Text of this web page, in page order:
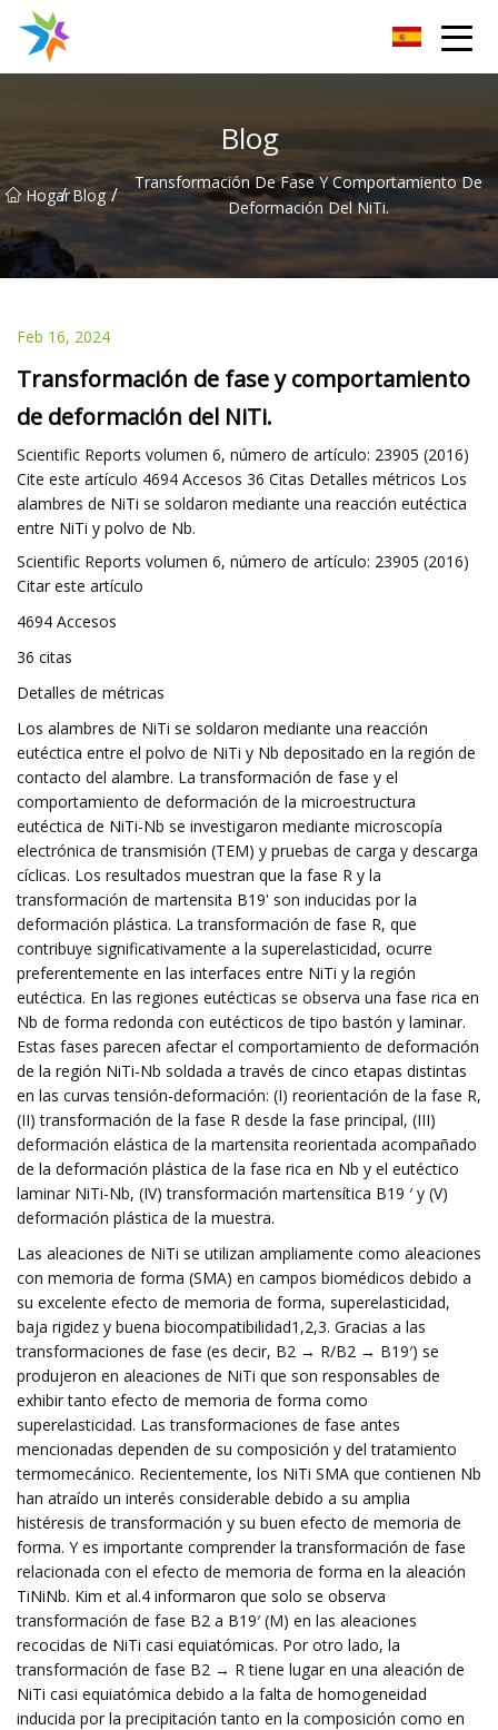
Blog
Hogar
/ Blog /
Transformación De Fase Y Comportamiento De
Deformación Del NiTi.
Feb 16, 2024
Transformación de fase y comportamiento
de deformación del NiTi.
Scientific Reports volumen 6, número de artículo: 23905 (2016)
Cite este artículo 4694 Accesos 36 Citas Detalles métricos Los
alambres de NiTi se soldaron mediante una reacción eutéctica
entre NiTi y polvo de Nb.
Scientific Reports volumen 6, número de artículo: 23905 (2016)
Citar este artículo
4694 Accesos
36 citas
Detalles de métricas
Los alambres de NiTi se soldaron mediante una reacción
eutéctica entre el polvo de NiTi y Nb depositado en la región de
contacto del alambre. La transformación de fase y el
comportamiento de deformación de la microestructura
eutéctica de NiTi-Nb se investigaron mediante microscopía
electrónica de transmisión (TEM) y pruebas de carga y descarga
cíclicas. Los resultados muestran que la fase R y la
transformación de martensita B19' son inducidas por la
deformación plástica. La transformación de fase R, que
contribuye significativamente a la superelasticidad, ocurre
preferentemente en las interfaces entre NiTi y la región
eutéctica. En las regiones eutécticas se observa una fase rica en
Nb de forma redonda con eutécticos de tipo bastón y laminar.
Estas fases parecen afectar el comportamiento de deformación
de la región NiTi-Nb soldada a través de cinco etapas distintas
en las curvas tensión-deformación: (I) reorientación de la fase R,
(II) transformación de la fase R desde la fase principal, (III)
deformación elástica de la martensita reorientada acompañado
de la deformación plástica de la fase rica en Nb y el eutéctico
laminar NiTi-Nb, (IV) transformación martensítica B19 ′ y (V)
deformación plástica de la muestra.
Las aleaciones de NiTi se utilizan ampliamente como aleaciones
con memoria de forma (SMA) en campos biomédicos debido a
su excelente efecto de memoria de forma, superelasticidad,
baja rigidez y buena biocompatibilidad1,2,3. Gracias a las
transformaciones de fase (es decir, B2 → R/B2 → B19′) se
produjeron en aleaciones de NiTi que son responsables de
exhibir tanto efecto de memoria de forma como
superelasticidad. Las transformaciones de fase antes
mencionadas dependen de su composición y del tratamiento
termomecánico. Recientemente, los NiTi SMA que contienen Nb
han atraído un interés considerable debido a su amplia
histéresis de transformación y su buen efecto de memoria de
forma. Y es importante comprender la transformación de fase
relacionada con el efecto de memoria de forma en la aleación
TiNiNb. Kim et al.4 informaron que solo se observa
transformación de fase B2 a B19′ (M) en las aleaciones
recocidas de NiTi casi equiatómicas. Por otro lado, la
transformación de fase B2 → R tiene lugar en una aleación de
NiTi casi equiatómica debido a la falta de homogeneidad
inducida por la precipitación tanto en la composición como en